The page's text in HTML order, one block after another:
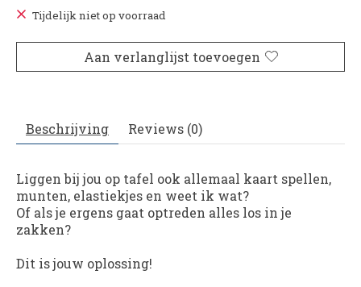
Tijdelijk niet op voorraad
Aan verlanglijst toevoegen
Beschrijving Reviews (0)
Liggen bij jou op tafel ook allemaal kaart spellen,
munten, elastiekjes en weet ik wat?
Of als je ergens gaat optreden alles los in je
zakken?
Dit is jouw oplossing!